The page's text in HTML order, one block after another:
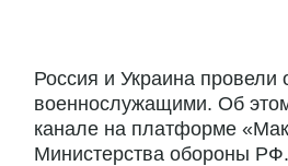
Россия и Украина
военнослужащими. Об
канале на платформе
Министерства обороны